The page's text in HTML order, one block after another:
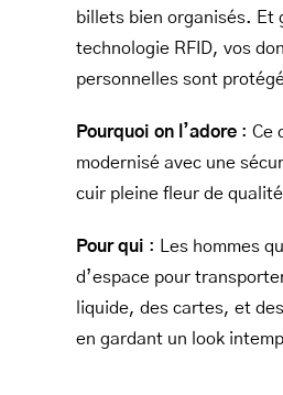
billets bien organisés. Et
technologie RFID, vos
personnelles sont
Pourquoi on l’adore: Ce
modernisé avec une
cuir pleine fleur de
Pour qui : Les hommes
d’espace pour
liquide, des cartes, et
en gardant un look